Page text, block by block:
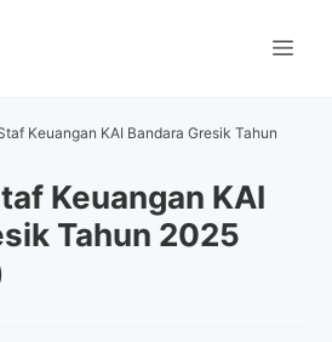
Keuangan KAI Bandara Gresik Tahun
Keuangan KAI
Tahun 2025